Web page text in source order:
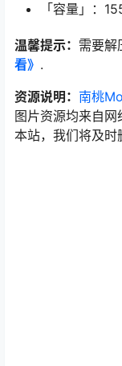
「容量」：
温馨提示： 需要解
看》 .
资源说明： 南桃
图片资源均来自
本站，我们将及时